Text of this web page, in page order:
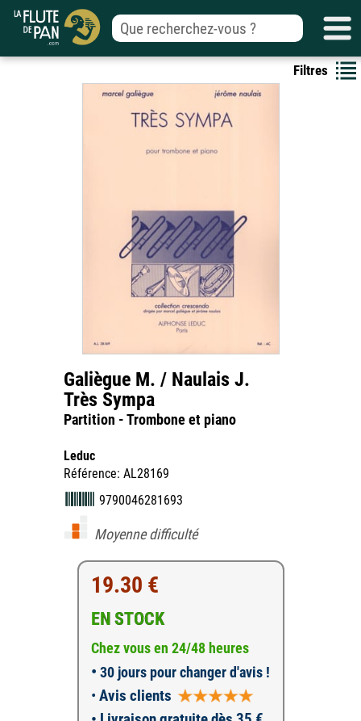
Filtres
Galiègue M. / Naulais J.
Très Sympa
Partition - Trombone et piano
Leduc
Référence: AL28169
9790046281693
Moyenne difficulté
19.30 €
EN STOCK
Chez vous en 24/48 heures
• 30 jours pour changer d'avis !
• Avis clients